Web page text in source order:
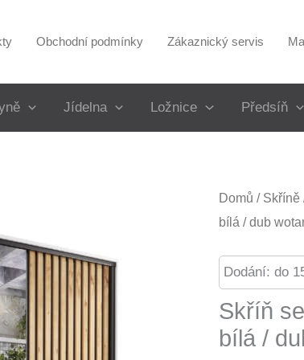
Obchodní podmínky Zákaznický servis
Jídelna Ložnice Předsíň
Domů / Skříně
bílá / dub
Dodání: do
Skříň
bílá /